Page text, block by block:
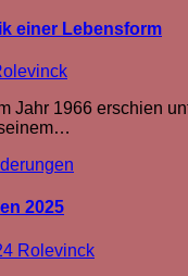
einer Lebensform
Jahr 1966 erschien
2025
Rolevinck